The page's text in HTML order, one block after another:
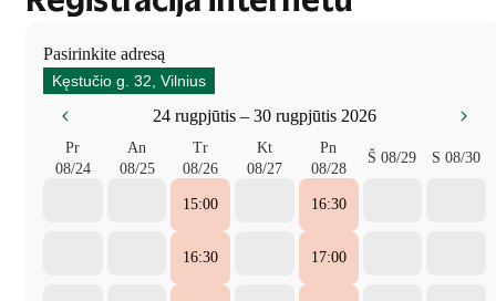
Pasirinkite adresą
Kęstučio g. 32, Vilnius
24 rugpjūtis – 30 rugpjūtis 2026
Pr
08/24
An
08/25
Tr
08/26
Kt
08/27
Pn
08/28
Š 08/29 S 08/30
15:00 16:30
16:30 17:00